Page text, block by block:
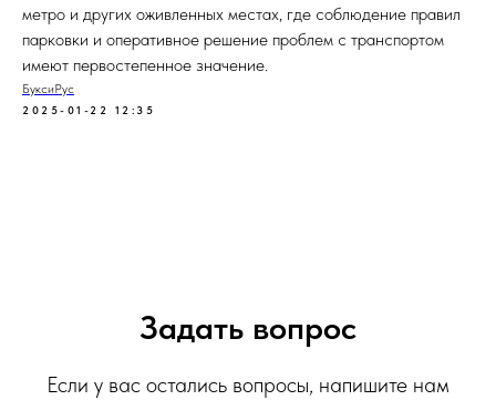
метро и других оживленных местах, где соблюдение правил
парковки и оперативное решение проблем с транспортом
имеют первостепенное значение.
БуксиРус
2025-01-22 12:35
Задать вопрос
Если у вас остались вопросы, напишите нам